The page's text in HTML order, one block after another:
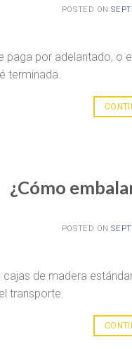
POSTED ON
paga por adelantado, o
terminada.
¿Cómo
POSTED ON
de madera
transporte.